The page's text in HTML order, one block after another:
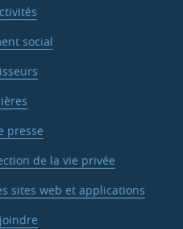
social
presse
de la vie privée
sites web et applications